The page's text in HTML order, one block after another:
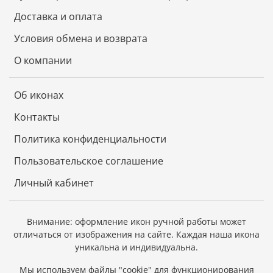
благоприятен для творчества и искусства.
Тигр ценит семью и семейные узы, поэтому не
забывайте о своих близких.
Удачу в делах, в том числе и финансовых, Тигр дарит
тем, кто рискует осознанно, взвесив все
возможности. Хозяин года любит перемены и эти
перемены будут по большей части к лучшему.
Длина: 12 см.
Высота: 9 см.
Доставка и оплата
Условия обмена и возврата
О компании
Об иконах
Контакты
Политика конфиденциальности
Пользовательское соглашение
Личный кабинет
Внимание: оформление икон ручной работы может
отличаться от изображения на сайте. Каждая наша икона
уникальна и индивидуальна.
Мы используем файлы "cookie" для функционирования